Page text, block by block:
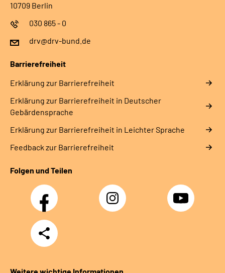
10709 Berlin
030 865 - 0
drv@drv-bund.de
Barrierefreiheit
Erklärung zur Barrierefreiheit
Erklärung zur Barrierefreiheit in Deutscher
Gebärdensprache
Erklärung zur Barrierefreiheit in Leichter Sprache
Feedback zur Barrierefreiheit
Folgen und Teilen
Facebook Instagram YouTube
Teilen